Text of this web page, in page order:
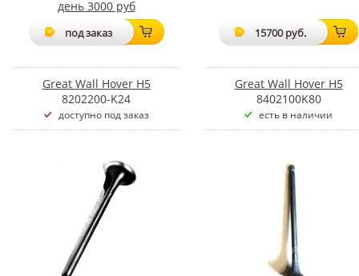
день 3000 руб
под заказ
Great Wall Hover H5
8202200-K24
доступно под заказ
15700 руб.
Great Wall Hover H5
8402100K80
есть в наличии